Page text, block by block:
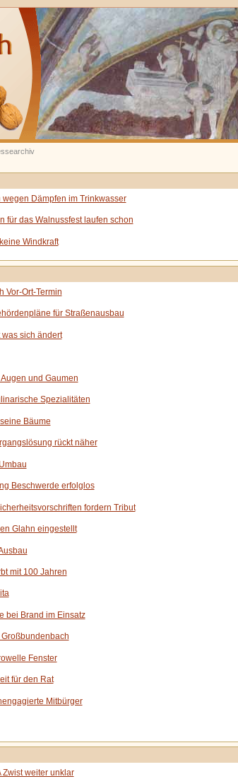
Dämpfen im Trinkwasser
für das Walnussfest laufen schon
Windkraft
Vor-Ort-Termin
für Straßenausbau
sich ändert
und Gaumen
Spezialitäten
Bäume
rückt näher
Beschwerde erfolglos
fordern Tribut
Glahn eingestellt
mit 100 Jahren
bei Brand im Einsatz
Fenster
für den Rat
Mitbürger
Zwist weiter unklar